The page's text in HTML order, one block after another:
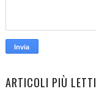
ARTICOLI PIÙ LETTI